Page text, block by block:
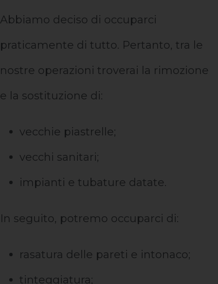
Abbiamo deciso di occuparci
praticamente di tutto. Pertanto, tra le
nostre operazioni troverai la rimozione
e la sostituzione di:
vecchie piastrelle;
vecchi sanitari;
impianti e tubature datate.
In seguito, potremo occuparci di:
rasatura delle pareti e intonaco;
tinteggiatura;